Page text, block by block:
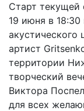
Старт текущей
19 июня в 18:30
акустического
артист
территории
творческий
Виктора
для всех